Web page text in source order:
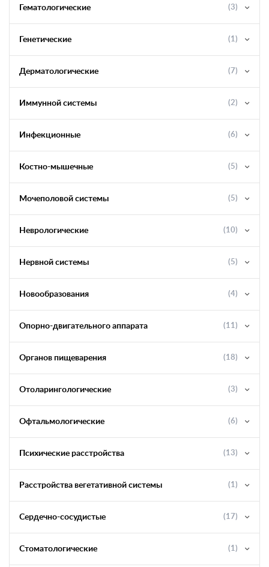
Гематологические (3)
Генетические (1)
Дерматологические (7)
Иммунной системы (2)
Инфекционные (6)
Костно-мышечные (5)
Мочеполовой системы (5)
Неврологические (10)
Нервной системы (5)
Новообразования (4)
Опорно-двигательного аппарата (11)
Органов пищеварения (18)
Отоларингологические (3)
Офтальмологические (6)
Психические расстройства (13)
Расстройства вегетативной системы (1)
Сердечно-сосудистые (17)
Стоматологические (1)